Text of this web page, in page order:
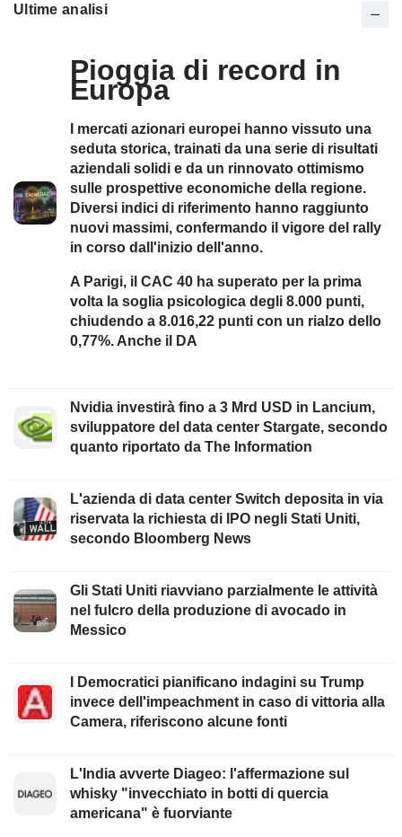
Ultime analisi
Pioggia di record in
Europa
I mercati azionari europei hanno vissuto una
seduta storica, trainati da una serie di risultati
aziendali solidi e da un rinnovato ottimismo
sulle prospettive economiche della regione.
Diversi indici di riferimento hanno raggiunto
nuovi massimi, confermando il vigore del rally
in corso dall'inizio dell'anno.
A Parigi, il CAC 40 ha superato per la prima
volta la soglia psicologica degli 8.000 punti,
chiudendo a 8.016,22 punti con un rialzo dello
0,77%. Anche il DA
Nvidia investirà fino a 3 Mrd USD in Lancium,
sviluppatore del data center Stargate, secondo
quanto riportato da The Information
L'azienda di data center Switch deposita in via
riservata la richiesta di IPO negli Stati Uniti,
secondo Bloomberg News
Gli Stati Uniti riavviano parzialmente le attività
nel fulcro della produzione di avocado in
Messico
I Democratici pianificano indagini su Trump
invece dell'impeachment in caso di vittoria alla
Camera, riferiscono alcune fonti
L'India avverte Diageo: l'affermazione sul
whisky "invecchiato in botti di quercia
americana" è fuorviante